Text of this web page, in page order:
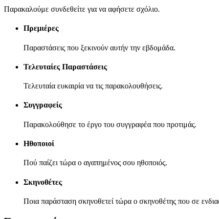
Παρακαλούμε συνδεθείτε για να αφήσετε σχόλιο.
Πρεμιέρες
Παραστάσεις που ξεκινούν αυτήν την εβδομάδα.
Τελευταίες Παραστάσεις
Τελευταία ευκαιρία να τις παρακολουθήσεις.
Συγγραφείς
Παρακολούθησε το έργο του συγγραφέα που προτιμάς.
Ηθοποιοί
Πού παίζει τώρα ο αγαπημένος σου ηθοποιός.
Σκηνοθέτες
Ποια παράσταση σκηνοθετεί τώρα ο σκηνοθέτης που σε